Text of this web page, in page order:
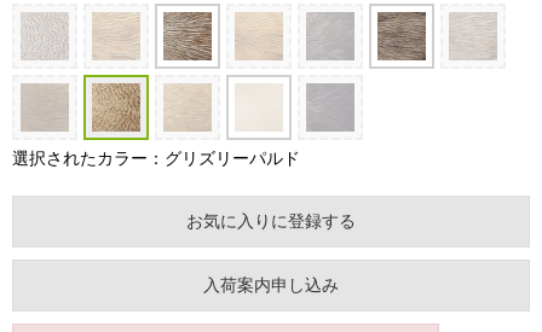
選択されたカラー：グリズリーパルド
お気に入りに登録する
入荷案内申し込み